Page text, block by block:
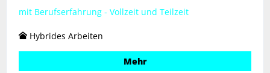
mit Berufserfahrung - Vollzeit und Teilzeit
Hybrides Arbeiten
Mehr